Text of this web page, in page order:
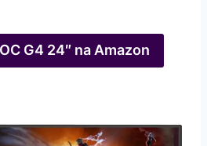
G4 24″ na Amazon